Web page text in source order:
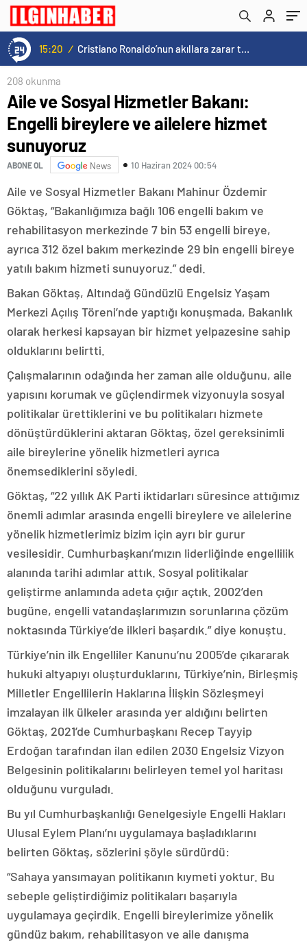
15:20 / Cristiano Ronaldo’nun akıllara zarar tüm kariyerinin istatistiğini çıkardık !
208 okunma
Aile ve Sosyal Hizmetler Bakanı:
Engelli bireylere ve ailelere hizmet
sunuyoruz
ABONE OL News 10 Haziran 2024 00:54
Aile ve Sosyal Hizmetler Bakanı Mahinur Özdemir
Göktaş, “Bakanlığımıza bağlı 106 engelli bakım ve
rehabilitasyon merkezinde 7 bin 53 engelli bireye,
ayrıca 312 özel bakım merkezinde 29 bin engelli bireye
yatılı bakım hizmeti sunuyoruz.” dedi.
Bakan Göktaş, Altındağ Gündüzlü Engelsiz Yaşam
Merkezi Açılış Töreni’nde yaptığı konuşmada, Bakanlık
olarak herkesi kapsayan bir hizmet yelpazesine sahip
olduklarını belirtti.
Çalışmalarının odağında her zaman aile olduğunu, aile
yapısını korumak ve güçlendirmek vizyonuyla sosyal
politikalar ürettiklerini ve bu politikaları hizmete
dönüştürdüklerini aktaran Göktaş, özel gereksinimli
aile bireylerine yönelik hizmetleri ayrıca
önemsediklerini söyledi.
Göktaş, “22 yıllık AK Parti iktidarları süresince attığımız
önemli adımlar arasında engelli bireylere ve ailelerine
yönelik hizmetlerimiz bizim için ayrı bir gurur
vesilesidir. Cumhurbaşkanı’mızın liderliğinde engellilik
alanında tarihi adımlar attık. Sosyal politikalar
geliştirme anlamında adeta çığır açtık. 2002’den
bugüne, engelli vatandaşlarımızın sorunlarına çözüm
noktasında Türkiye’de ilkleri başardık.” diye konuştu.
Türkiye’nin ilk Engelliler Kanunu’nu 2005’de çıkararak
hukuki altyapıyı oluşturduklarını, Türkiye’nin, Birleşmiş
Milletler Engellilerin Haklarına İlişkin Sözleşmeyi
imzalayan ilk ülkeler arasında yer aldığını belirten
Göktaş, 2021’de Cumhurbaşkanı Recep Tayyip
Erdoğan tarafından ilan edilen 2030 Engelsiz Vizyon
Belgesinin politikalarını belirleyen temel yol haritası
olduğunu vurguladı.
Bu yıl Cumhurbaşkanlığı Genelgesiyle Engelli Hakları
Ulusal Eylem Planı’nı uygulamaya başladıklarını
belirten Göktaş, sözlerini şöyle sürdürdü:
“Sahaya yansımayan politikanın kıymeti yoktur. Bu
sebeple geliştirdiğimiz politikaları başarıyla
uygulamaya geçirdik. Engelli bireylerimize yönelik
gündüz bakım, rehabilitasyon ve aile danışma